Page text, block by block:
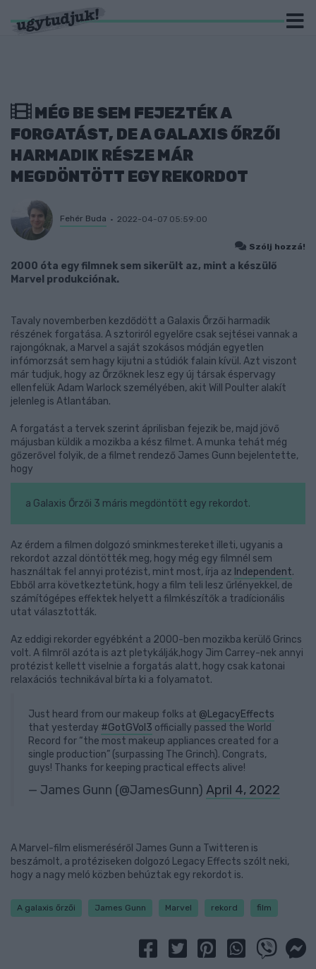
MÉG BE SEM FEJEZTÉK A
FORGATÁST, DE A GALAXIS ŐRZŐI
HARMADIK RÉSZE MÁR
MEGDÖNTÖTT EGY REKORDOT
Fehér Buda 2022-04-07 05:59:00
Szólj hozzá!
2000 óta egy filmnek sem sikerült az, mint a készülő
Marvel produkciónak.
Tavaly novemberben kezdődött a Galaxis Őrzői harmadik
részének forgatása. A sztoriról egyelőre csak sejtései vannak a
rajongóknak, a Marvel a saját szokásos módján egyetlen
infómorzsát sem hagy kijutni a stúdiók falain kívül. Azt viszont
már tudjuk, hogy az Őrzőknek lesz egy új társak éspervagy
ellenfelük Adam Warlock személyében, akit Will Poulter alakít
jelenleg is Atlantában.
A forgatást a tervek szerint áprilisban fejezik be, majd jövő
májusban küldik a mozikba a kész filmet. A munka tehát még
gőzerővel folyik, de a filmet rendező James Gunn bejelentette,
hogy
a Galaxis Őrzői 3 máris megdöntött egy rekordot.
Az érdem a filmen dolgozó sminkmestereket illeti, ugyanis a
rekordot azzal döntötték meg, hogy még egy filmnél sem
használtak fel annyi protézist, mint most, írja az Independent.
Ebből arra következtetünk, hogy a film teli lesz űrlényekkel, de
számítógépes effektek helyett a filmkészítők a tradícionális
utat választották.
Az eddigi rekorder egyébként a 2000-ben mozikba kerülő Grincs
volt. A filmről azóta is azt pletykálják,hogy Jim Carrey-nek annyi
protézist kellett viselnie a forgatás alatt, hogy csak katonai
relaxációs technikával bírta ki a folyamatot.
Just heard from our makeup folks at @LegacyEffects
that yesterday #GotGVol3 officially passed the World
Record for “the most makeup appliances created for a
single production” (surpassing The Grinch). Congrats,
guys! Thanks for keeping practical effects alive!
— James Gunn (@JamesGunn) April 4, 2022
A Marvel-film elismeréséről James Gunn a Twitteren is
beszámolt, a protéziseken dolgozó Legacy Effects szólt neki,
hogy a nagy meló közben behúztak egy rekordot is.
A galaxis őrzői James Gunn Marvel rekord film